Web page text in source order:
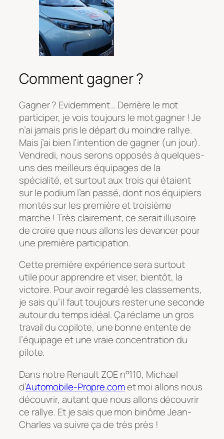
Comment gagner ?
Gagner ? Evidemment… Derrière le mot
participer, je vois toujours le mot gagner ! Je
n’ai jamais pris le départ du moindre rallye.
Mais j’ai bien l’intention de gagner (un jour).
Vendredi, nous serons opposés à quelques-
uns des meilleurs équipages de la
spécialité, et surtout aux trois qui étaient
sur le podium l’an passé, dont nos équipiers
montés sur les première et troisième
marche ! Très clairement, ce serait illusoire
de croire que nous allons les devancer pour
une première participation.
Cette première expérience sera surtout
utile pour apprendre et viser, bientôt, la
victoire. Pour avoir regardé les classements,
je sais qu’il faut toujours rester une seconde
autour du temps idéal. Ça réclame un gros
travail du copilote, une bonne entente de
l’équipage et une vraie concentration du
pilote.
Dans notre Renault ZOE n°110, Michael
d’Automobile-Propre.comet moi allons nous
découvrir, autant que nous allons découvrir
ce rallye. Et je sais que mon binôme Jean-
Charles va suivre ça de très près !